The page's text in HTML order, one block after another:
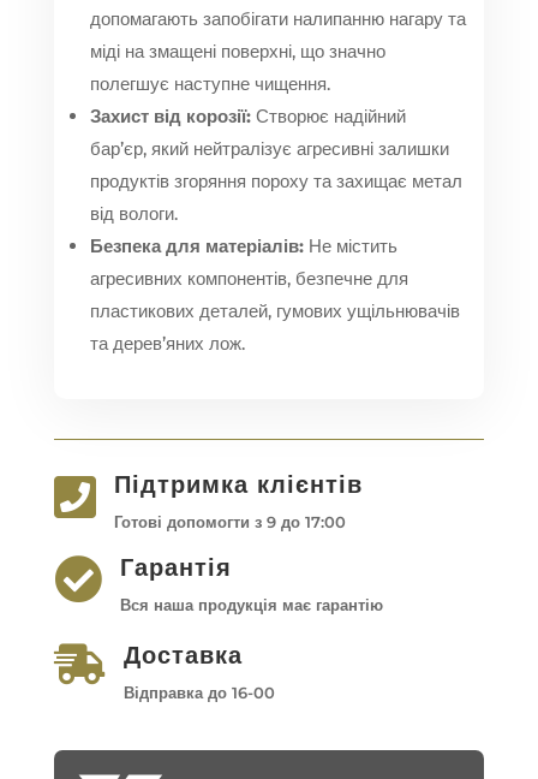
допомагають запобігати налипанню нагару та
міді на змащені поверхні, що значно
полегшує наступне чищення.
Захист від корозії:Створює надійний
бар’єр, який нейтралізує агресивні залишки
продуктів згоряння пороху та захищає метал
від вологи.
Безпека для матеріалів:Не містить
агресивних компонентів, безпечне для
пластикових деталей, гумових ущільнювачів
та дерев’яних лож.
 Підтримка клієнтів
Готові допомогти з 9 до 17:00
 Гарантія
Вся наша продукція має гарантію
 Доставка
Відправка до 16-00